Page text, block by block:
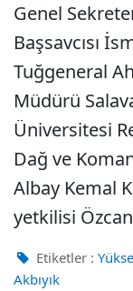
Genel
Başsavcısı
Tuğgeneral
Müdürü
Üniversitesi
Dağ ve
Albay Kemal
yetkilisi Özcan
Etiketler :
Akbıyık